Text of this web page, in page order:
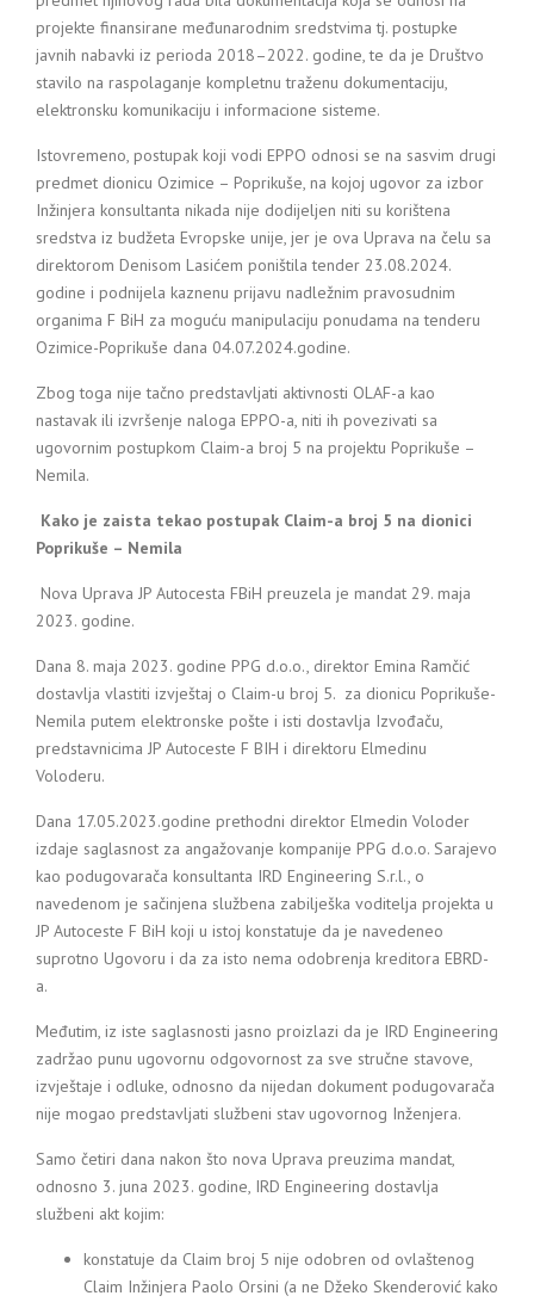
projekte finansirane međunarodnim sredstvima tj. postupke
javnih nabavki iz perioda 2018–2022. godine, te da je Društvo
stavilo na raspolaganje kompletnu traženu dokumentaciju,
elektronsku komunikaciju i informacione sisteme.
Istovremeno, postupak koji vodi EPPO odnosi se na sasvim drugi
predmet dionicu Ozimice – Poprikuše, na kojoj ugovor za izbor
Inžinjera konsultanta nikada nije dodijeljen niti su korištena
sredstva iz budžeta Evropske unije, jer je ova Uprava na čelu sa
direktorom Denisom Lasićem poništila tender 23.08.2024.
godine i podnijela kaznenu prijavu nadležnim pravosudnim
organima F BiH za moguću manipulaciju ponudama na tenderu
Ozimice-Poprikuše dana 04.07.2024.godine.
Zbog toga nije tačno predstavljati aktivnosti OLAF-a kao
nastavak ili izvršenje naloga EPPO-a, niti ih povezivati sa
ugovornim postupkom Claim-a broj 5 na projektu Poprikuše –
Nemila.
Kako je zaista tekao postupak Claim-a broj 5 na dionici
Poprikuše – Nemila
Nova Uprava JP Autocesta FBiH preuzela je mandat 29. maja
2023. godine.
Dana 8. maja 2023. godine PPG d.o.o., direktor Emina Ramčić
dostavlja vlastiti izvještaj o Claim-u broj 5. za dionicu Poprikuše-
Nemila putem elektronske pošte i isti dostavlja Izvođaču,
predstavnicima JP Autoceste F BIH i direktoru Elmedinu
Voloderu.
Dana 17.05.2023.godine prethodni direktor Elmedin Voloder
izdaje saglasnost za angažovanje kompanije PPG d.o.o. Sarajevo
kao podugovarača konsultanta IRD Engineering S.r.l., o
navedenom je sačinjena službena zabilješka voditelja projekta u
JP Autoceste F BiH koji u istoj konstatuje da je navedeneo
suprotno Ugovoru i da za isto nema odobrenja kreditora EBRD-
a.
Međutim, iz iste saglasnosti jasno proizlazi da je IRD Engineering
zadržao punu ugovornu odgovornost za sve stručne stavove,
izvještaje i odluke, odnosno da nijedan dokument podugovarača
nije mogao predstavljati službeni stav ugovornog Inženjera.
Samo četiri dana nakon što nova Uprava preuzima mandat,
odnosno 3. juna 2023. godine, IRD Engineering dostavlja
službeni akt kojim:
konstatuje da Claim broj 5 nije odobren od ovlaštenog
Claim Inžinjera Paolo Orsini (a ne Džeko Skenderović kako